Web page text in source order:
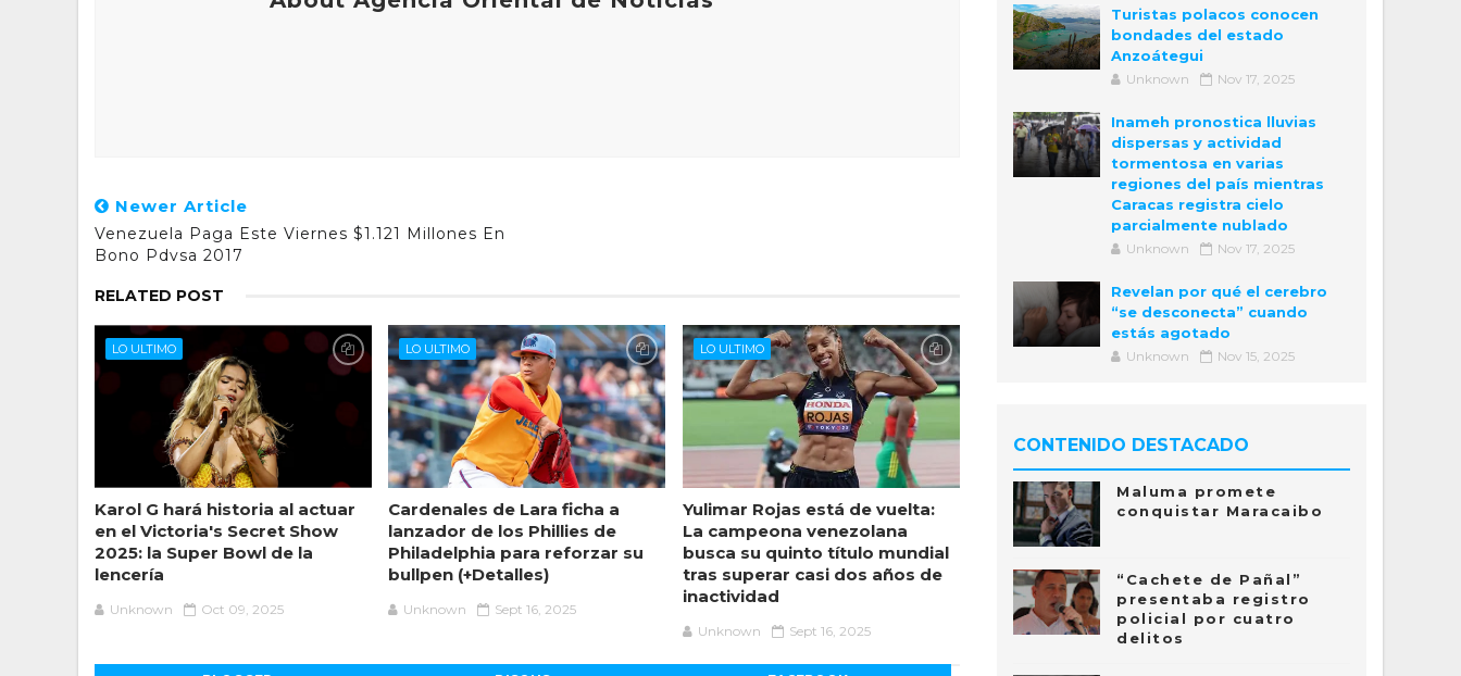
Newer Article
Venezuela Paga Este Viernes $1.121 Millones En
Bono Pdvsa 2017
RELATED POST
LO ULTIMO
Karol G hará historia al actuar
en el Victoria's Secret Show
2025: la Super Bowl de la
lencería
Unknown Oct 09, 2025
LO ULTIMO
Cardenales de Lara ficha a
lanzador de los Phillies de
Philadelphia para reforzar su
bullpen (+Detalles)
Unknown Sept 16, 2025
LO ULTIMO
Yulimar Rojas está de vuelta:
La campeona venezolana
busca su quinto título mundial
tras superar casi dos años de
inactividad
Unknown Sept 16, 2025
Turistas polacos conocen
bondades del estado
Anzoátegui
Unknown Nov 17, 2025
Inameh pronostica lluvias
dispersas y actividad
tormentosa en varias
regiones del país mientras
Caracas registra cielo
parcialmente nublado
Unknown Nov 17, 2025
Revelan por qué el cerebro
“se desconecta” cuando
estás agotado
Unknown Nov 15, 2025
CONTENIDO DESTACADO
Maluma promete
conquistar Maracaibo
“Cachete de Pañal”
presentaba registro
policial por cuatro
delitos